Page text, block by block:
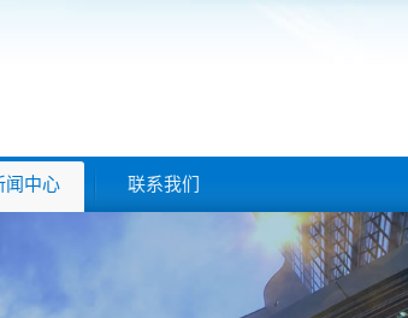
闻中心 联系我们